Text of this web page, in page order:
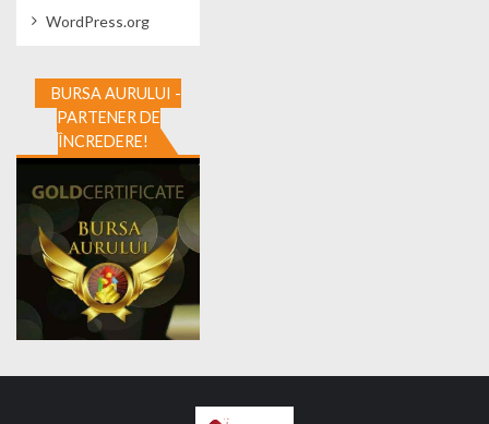
WordPress.org
BURSA AURULUI -
PARTENER DE
ÎNCREDERE!